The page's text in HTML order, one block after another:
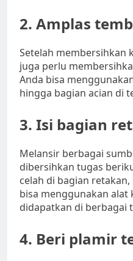
2. Amplas
Setelah membersihkan
juga perlu
Anda bisa
hingga bagian acian di
3. Isi bagian
Melansir berbagai
dibersihkan tugas
celah di bagian
bisa menggunakan alat
didapatkan di berbagai
4. Beri plamir